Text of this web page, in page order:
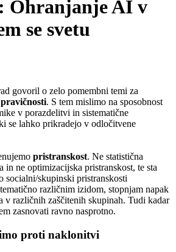
Ohranjanje AI v
se svetu
govoril o zelo pomembni temi za
pravičnosti. S tem mislimo na sposobnost
v porazdelitvi in sistematične
se lahko prikradejo v odločitvene
pristranskost. Ne statistična
in ne optimizacijska pristranskost, te sta
socialni/skupinski pristranskosti
različnim izidom, stopnjam napak
v različnih zaščitenih skupinah. Tudi kadar
zasnovati ravno nasprotno.
proti naklonitvi